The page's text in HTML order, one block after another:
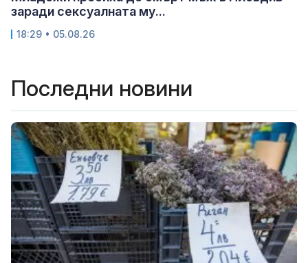
заради сексуалната му...
18:29 • 05.08.26
Последни новини